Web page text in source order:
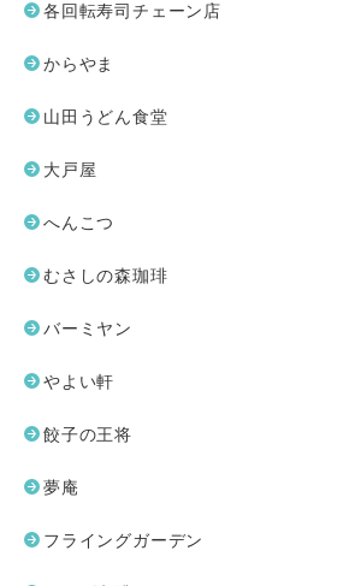
各回転寿司チェーン店
からやま
山田うどん食堂
大戸屋
へんこつ
むさしの森珈琲
バーミヤン
やよい軒
餃子の王将
夢庵
フライングガーデン